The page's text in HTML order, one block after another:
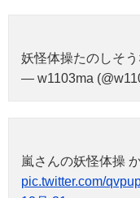
妖怪体操たのしそう
— w1103ma
嵐さんの妖怪体操
pic.twitter.com/